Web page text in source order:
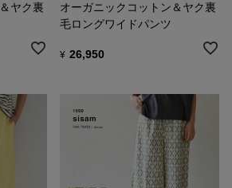
ヤク裏
オーガニックコットン＆ヤク裏
毛ロングワイドパンツ
¥ 26,950